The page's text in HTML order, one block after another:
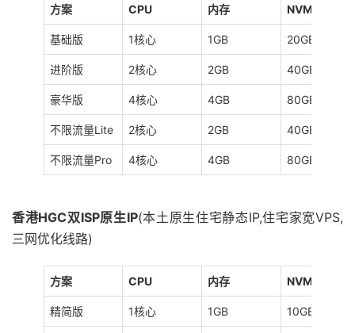
方案 CPU 内存 NVMe
基础版 1核心 1GB 20GB
进阶版 2核心 2GB 40GB
豪华版 4核心 4GB 80GB
不限流量Lite 2核心 2GB 40GB
不限流量Pro 4核心 4GB 80GB
香港HGC双ISP原生IP(本土原生住宅静态IP,住宅家宽VPS,
三网优化线路)
方案 CPU 内存 NVMe
精简版 1核心 1GB 10GB